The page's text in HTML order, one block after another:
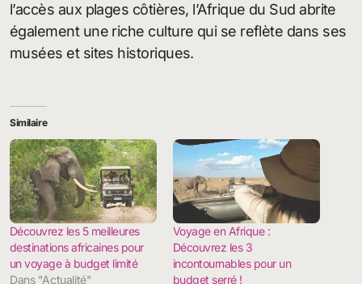
l’accès aux plages côtières, l’Afrique du Sud abrite
également une riche culture qui se reflète dans ses
musées et sites historiques.
Similaire
Découvrez les 5 meilleures
destinations africaines pour
un voyage à budget limité
Dans "Actualité"
Voyage en Afrique :
Découvrez les 3
incontournables pour un
budget serré !